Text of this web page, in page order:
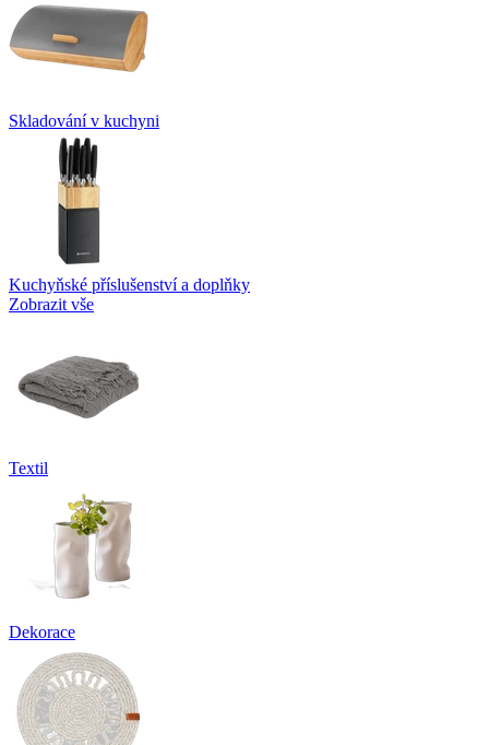
Skladování v kuchyni
Kuchyňské příslušenství a doplňky
Zobrazit vše
Textil
Dekorace